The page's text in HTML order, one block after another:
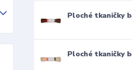
Ploché tkaničky
Ploché tkaničky